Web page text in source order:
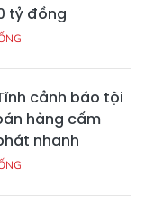
tỷ đồng
cảnh báo tội
hàng cấm
nhanh